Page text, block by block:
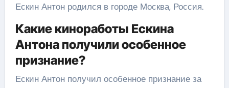
Ескин Антон родился в городе Москва, Россия.
Какие киноработы Ескина
Антона получили особенное
признание?
Ескин Антон получил особенное признание за